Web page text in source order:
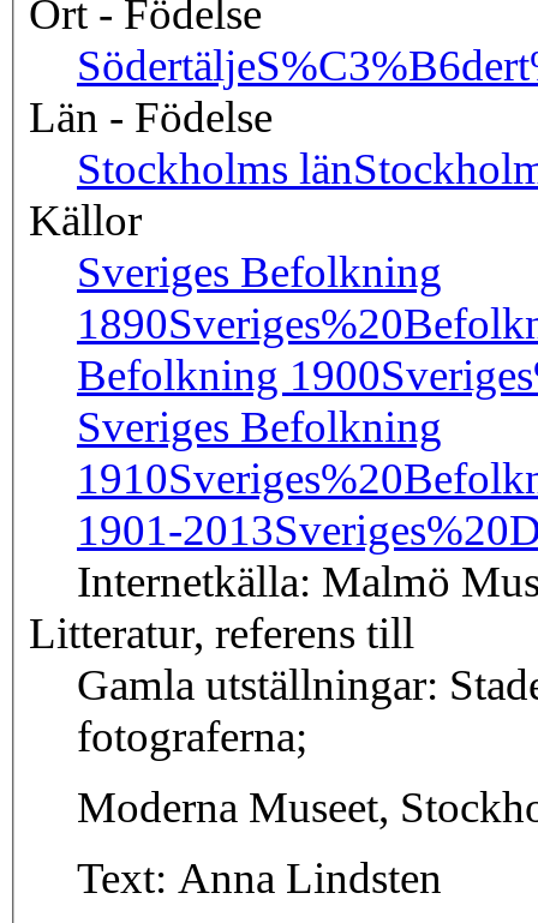
Ort - Födelse
Södertälje
Län - Födelse
Stockholms län
Källor
Sveriges Befolkning
1890
Befolkning 1900
Sveriges Befolkning
1910
1901-2013
Internetkälla: Malmö
Litteratur, referens till
Gamla utställningar:
fotograferna;
Moderna Museet,
Text: Anna Lindsten